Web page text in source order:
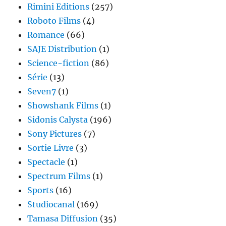
Rimini Editions (257)
Roboto Films (4)
Romance (66)
SAJE Distribution (1)
Science-fiction (86)
Série (13)
Seven7 (1)
Showshank Films (1)
Sidonis Calysta (196)
Sony Pictures (7)
Sortie Livre (3)
Spectacle (1)
Spectrum Films (1)
Sports (16)
Studiocanal (169)
Tamasa Diffusion (35)